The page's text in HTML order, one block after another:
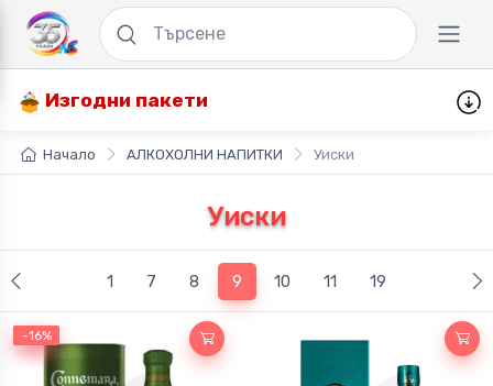
Изгодни пакети
Начало АЛКОХОЛНИ НАПИТКИ Уиски
Уиски
1 7 8 9(current)
10 11 19
-21%
-16%